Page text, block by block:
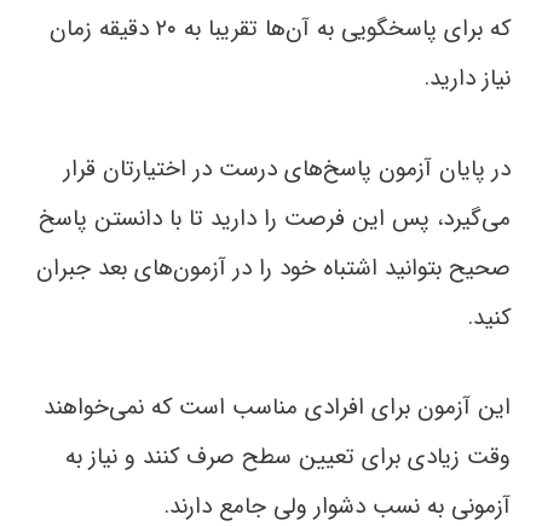
که برای پاسخگویی به آن‌ها تقریبا به ۲۰ دقیقه زمان
نیاز دارید.
در پایان آزمون پاسخ‌های درست در اختیارتان قرار
می‌گیرد، پس این فرصت را دارید تا با دانستن پاسخ
صحیح بتوانید اشتباه خود را در آزمون‌های بعد جبران
کنید.
این آزمون برای افرادی مناسب است که نمی‌خواهند
وقت زیادی برای تعیین سطح صرف کنند و نیاز به
آزمونی به نسب دشوار ولی جامع دارند.